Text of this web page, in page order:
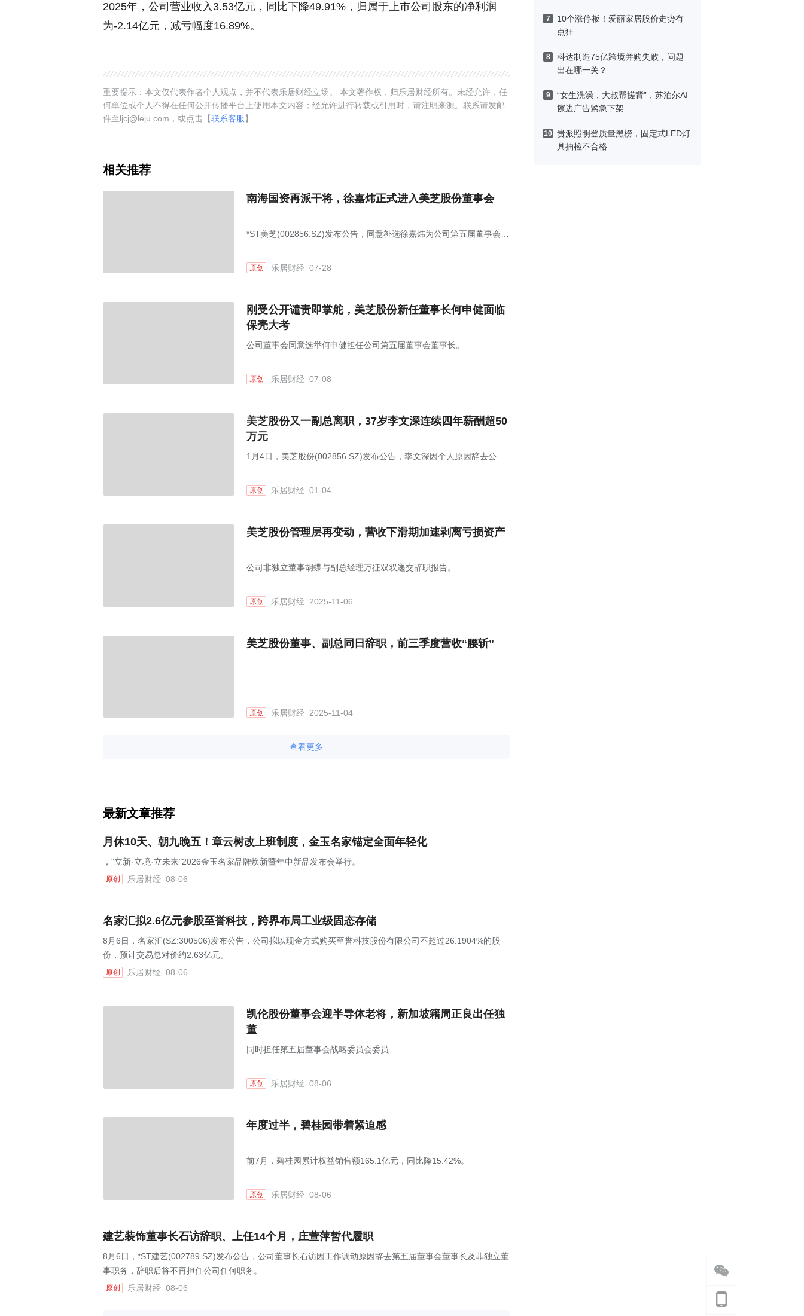
7
10个涨停板！爱丽家居股价走势有
点狂
8
科达制造75亿跨境并购失败，问题
出在哪一关？
9
“女生洗澡，大叔帮搓背”，苏泊尔AI
擦边广告紧急下架
10 贵派照明登质量黑榜，固定式LED灯
具抽检不合格
2025年，公司营业收入3.53亿元，同比下降49.91%，归属于上市公司股东的净利润
为-2.14亿元，减亏幅度16.89%。
重要提示：本文仅代表作者个人观点，并不代表乐居财经立场。 本文著作权，归乐居财经所有。未经允许，任
何单位或个人不得在任何公开传播平台上使用本文内容；经允许进行转载或引用时，请注明来源。联系请发邮
件至ljcj@leju.com，或点击【联系客服】
相关推荐
南海国资再派干将，徐嘉炜正式进入美芝股份董事会
*ST美芝(002856.SZ)发布公告，同意补选徐嘉炜为公司第五届董事会非
原创 乐居财经 07-28
刚受公开谴责即掌舵，美芝股份新任董事长何申健面临
保壳大考
公司董事会同意选举何申健担任公司第五届董事会董事长。
原创 乐居财经 07-08
美芝股份又一副总离职，37岁李文深连续四年薪酬超50
万元
1月4日，美芝股份(002856.SZ)发布公告，李文深因个人原因辞去公司
原创 乐居财经 01-04
美芝股份管理层再变动，营收下滑期加速剥离亏损资产
公司非独立董事胡蝶与副总经理万征双双递交辞职报告。
原创 乐居财经 2025-11-06
美芝股份董事、副总同日辞职，前三季度营收“腰斩”
原创 乐居财经 2025-11-04
查看更多
最新文章推荐
月休10天、朝九晚五！章云树改上班制度，金玉名家锚定全面年轻化
，"立新·立境·立未来"2026金玉名家品牌焕新暨年中新品发布会举行。
原创 乐居财经 08-06
名家汇拟2.6亿元参股至誉科技，跨界布局工业级固态存储
8月6日，名家汇(SZ:300506)发布公告，公司拟以现金方式购买至誉科技股份有限公司不超过26.1904%的股
份，预计交易总对价约2.63亿元。
原创 乐居财经 08-06
凯伦股份董事会迎半导体老将，新加坡籍周正良出任独
董
同时担任第五届董事会战略委员会委员
原创 乐居财经 08-06
年度过半，碧桂园带着紧迫感
前7月，碧桂园累计权益销售额165.1亿元，同比降15.42%。
原创 乐居财经 08-06
建艺装饰董事长石访辞职、上任14个月，庄萱萍暂代履职
8月6日，*ST建艺(002789.SZ)发布公告，公司董事长石访因工作调动原因辞去第五届董事会董事长及非独立董
事职务，辞职后将不再担任公司任何职务。
原创 乐居财经 08-06